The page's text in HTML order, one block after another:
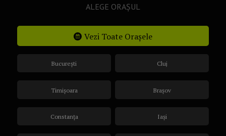
ALEGE ORAȘUL
Vezi Toate Orașele
București
Timișoara
Constanța
Cluj
Brașov
Iași